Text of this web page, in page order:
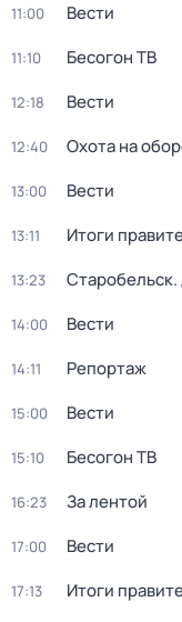
11:00 Вести
11:10 Бесогон ТВ
12:18 Вести
12:40 Охота на
13:00 Вести
13:11 Итоги
13:23
14:00 Вести
14:11 Репортаж
15:00 Вести
15:10 Бесогон ТВ
16:23 За лентой
17:00 Вести
17:13 Итоги